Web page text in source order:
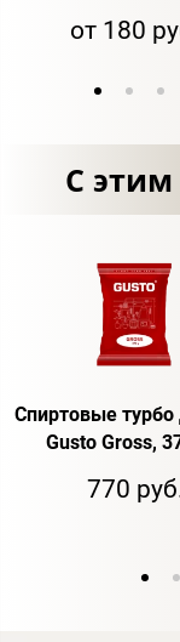
от 180
С
Спиртовые
Gusto Gross,
770